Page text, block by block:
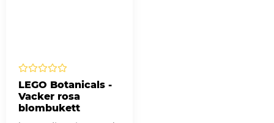
LEGO Botanicals -
Vacker rosa
blombukett